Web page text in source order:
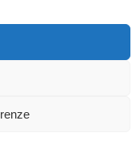
il tribunale di
l’utilizzo delle